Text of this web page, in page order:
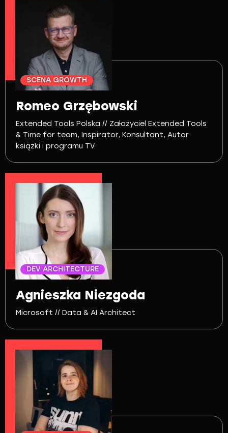
SCENA GROWTH
Romeo Grzębowski
Extended Tools Polska // Założyciel Extended Tools
& Time for team, Inspirator, Konsultant, Autor
książki i programu TV.
DEV ARCHITECTURE
Agnieszka Niezgoda
Microsoft // Data & AI Architect